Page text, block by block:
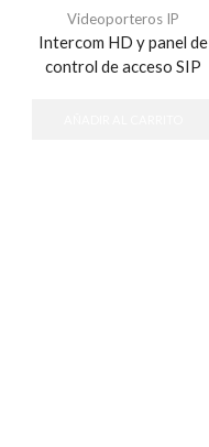
Videoporteros IP
Intercom HD y panel de
control de acceso SIP